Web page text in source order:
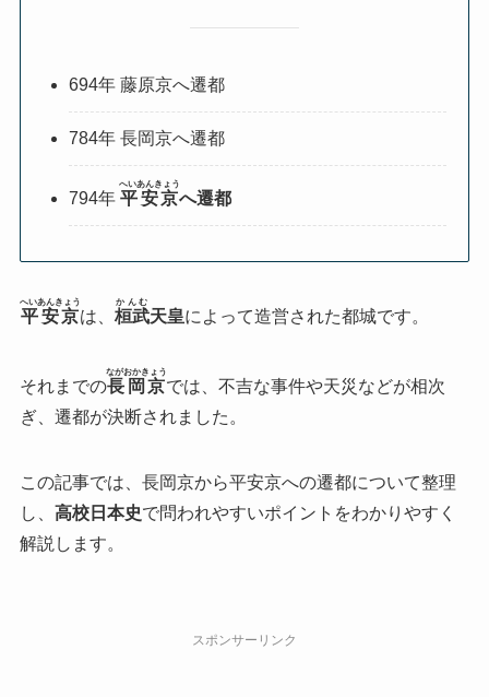
694年 藤原京へ遷都
784年 長岡京へ遷都
794年 平安京
へいあんきょう
へ遷都
平安京
へいあんきょう
は、 桓武
かんむ
天皇によって造営された都城です。
それまでの長岡京
ながおかきょう
では、不吉な事件や天災などが相次
ぎ、遷都が決断されました。
この記事では、長岡京から平安京への遷都について整理
し、 高校日本史で問われやすいポイントをわかりやすく
解説します。
スポンサーリンク